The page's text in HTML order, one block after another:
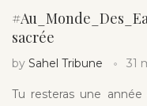
sacrée
by Sahel Tribune 31
Tu resteras une